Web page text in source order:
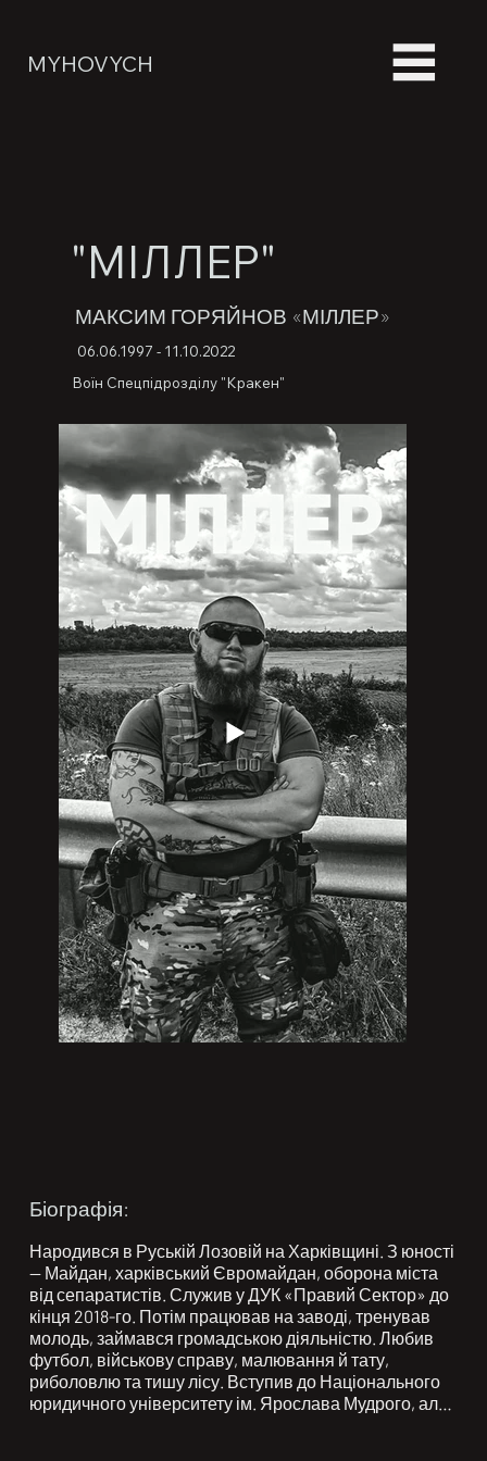
MYHOVYCH
"МІЛЛЕР"
МАКСИМ ГОРЯЙНОВ «МІЛЛЕР»
06.06.1997 - 11.10.2022
Воїн Спецпідрозділу "Кракен"
Біографія:
Народився в Руській Лозовій на Харківщині. З юності
— Майдан, харківський Євромайдан, оборона міста
від сепаратистів. Служив у ДУК «Правий Сектор» до
кінця 2018-го. Потім працював на заводі, тренував
молодь, займався громадською діяльністю. Любив
футбол, військову справу, малювання й тату,
риболовлю та тишу лісу. Вступив до Національного
юридичного університету ім. Ярослава Мудрого, але